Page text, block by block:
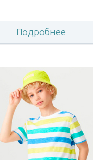
Подробнее